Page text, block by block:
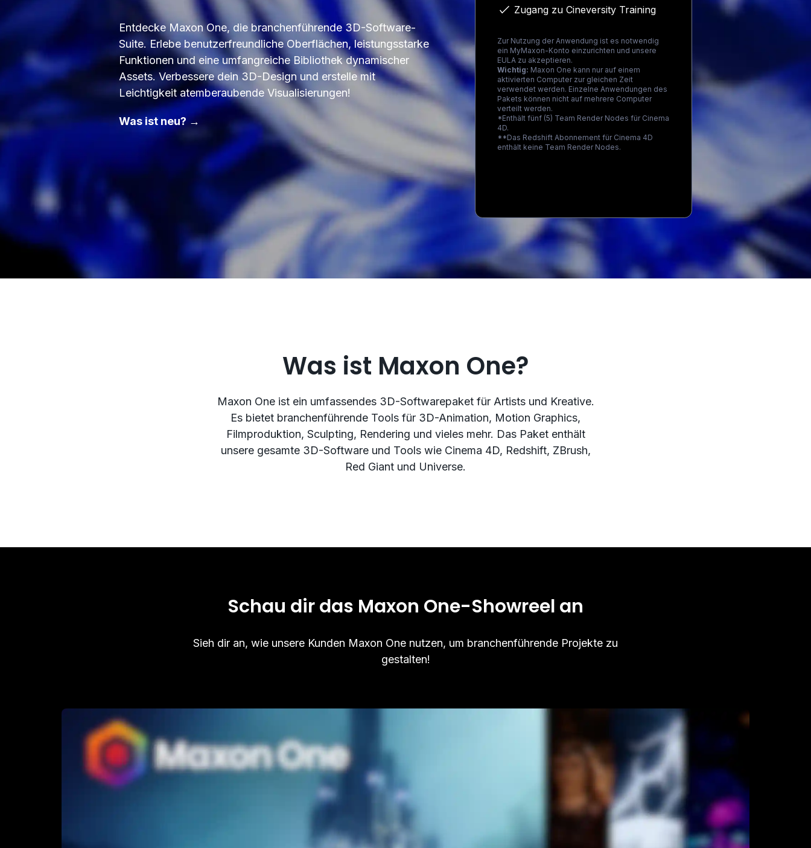
Entdecke Maxon One, die branchenführende 3D-Software-
Suite. Erlebe benutzerfreundliche Oberflächen, leistungsstarke
Funktionen und eine umfangreiche Bibliothek dynamischer
Assets. Verbessere dein 3D-Design und erstelle mit
Leichtigkeit atemberaubende Visualisierungen!
Was ist neu? →
Zugang zu Cineversity Training
Zur Nutzung der Anwendung ist es notwendig
ein MyMaxon-Konto einzurichten und unsere
EULA zu akzeptieren.
Wichtig: Maxon One kann nur auf einem
aktivierten Computer zur gleichen Zeit
verwendet werden. Einzelne Anwendungen des
Pakets können nicht auf mehrere Computer
verteilt werden.
*Enthält fünf (5) Team Render Nodes für Cinema
4D.
**Das Redshift Abonnement für Cinema 4D
enthält keine Team Render Nodes.
Was ist Maxon One?
Maxon One ist ein umfassendes 3D-Softwarepaket für Artists und Kreative.
Es bietet branchenführende Tools für 3D-Animation, Motion Graphics,
Filmproduktion, Sculpting, Rendering und vieles mehr. Das Paket enthält
unsere gesamte 3D-Software und Tools wie Cinema 4D, Redshift, ZBrush,
Red Giant und Universe.
Schau dir das Maxon One-Showreel an
Sieh dir an, wie unsere Kunden Maxon One nutzen, um branchenführende Projekte zu
gestalten!